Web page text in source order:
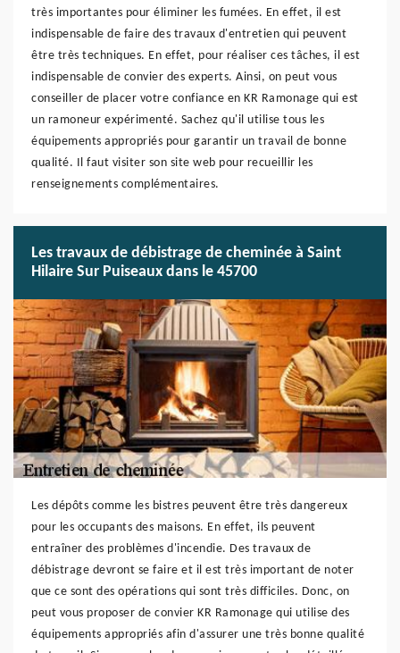
très importantes pour éliminer les fumées. En effet, il est
indispensable de faire des travaux d'entretien qui peuvent
être très techniques. En effet, pour réaliser ces tâches, il est
indispensable de convier des experts. Ainsi, on peut vous
conseiller de placer votre confiance en KR Ramonage qui est
un ramoneur expérimenté. Sachez qu'il utilise tous les
équipements appropriés pour garantir un travail de bonne
qualité. Il faut visiter son site web pour recueillir les
renseignements complémentaires.
Les travaux de débistrage de cheminée à Saint
Hilaire Sur Puiseaux dans le 45700
Les dépôts comme les bistres peuvent être très dangereux
pour les occupants des maisons. En effet, ils peuvent
entraîner des problèmes d'incendie. Des travaux de
débistrage devront se faire et il est très important de noter
que ce sont des opérations qui sont très difficiles. Donc, on
peut vous proposer de convier KR Ramonage qui utilise des
équipements appropriés afin d'assurer une très bonne qualité